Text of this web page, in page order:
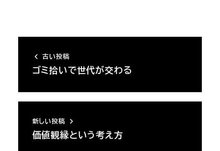
古い投稿
ゴミ拾いで世代が交わる
新しい投稿
価値観縁という考え方